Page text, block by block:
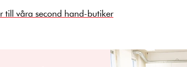
till våra second hand-butiker